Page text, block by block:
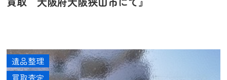
遺品整理
買取査定